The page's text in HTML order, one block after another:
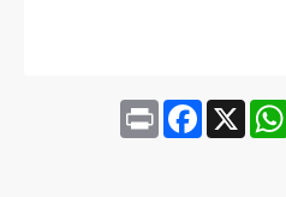
Print Facebook
X